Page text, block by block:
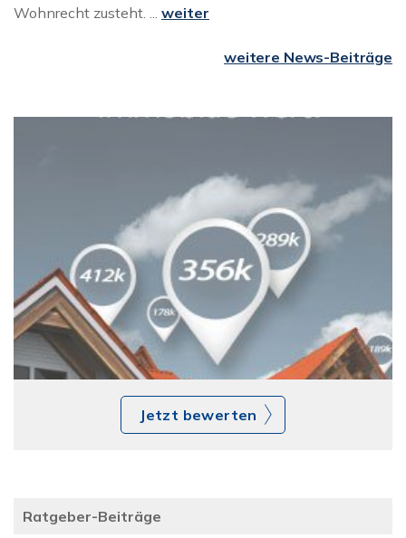
Wohnrecht zusteht. ... weiter
weitere News-Beiträge
Jetzt bewerten
Ratgeber-Beiträge